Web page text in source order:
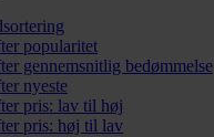
popularitet
gennemsnitlig bedømmelse
nyeste
pris: lav til høj
pris: høj til lav